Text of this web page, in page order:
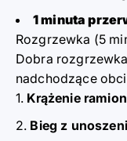
1 minuta
Rozgrzewka (5
Dobra
nadchodzące
Krążenie
Bieg z